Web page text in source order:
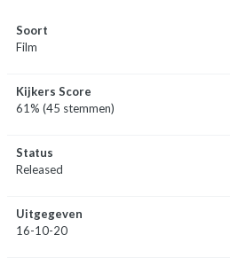
Soort
Film
Kijkers Score
61% (45 stemmen)
Status
Released
Uitgegeven
16-10-20